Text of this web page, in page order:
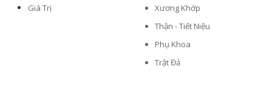
Giá Trị
Xương Khớp
Thận - Tiết Niệu
Phụ Khoa
Trật Đả